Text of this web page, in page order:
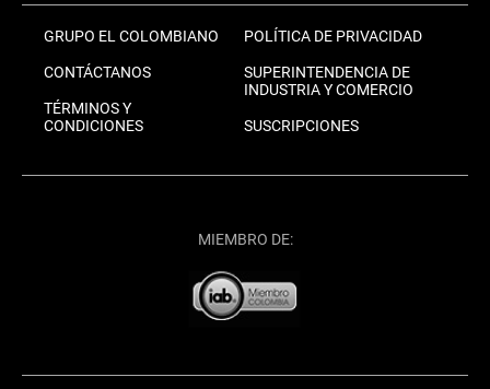
GRUPO EL COLOMBIANO
CONTÁCTANOS
TÉRMINOS Y
CONDICIONES
POLÍTICA DE PRIVACIDAD
SUPERINTENDENCIA DE
INDUSTRIA Y COMERCIO
SUSCRIPCIONES
MIEMBRO DE: